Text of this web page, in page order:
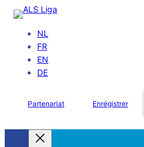
NL
FR
EN
DE
Partenariat Enrégistrer